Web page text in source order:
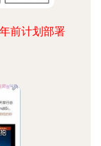
前计划部署